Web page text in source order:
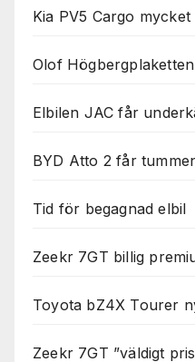
Kia PV5 Cargo
Olof
Elbilen JAC får
BYD Atto 2 får
Tid för begagnad elbil
Zeekr 7GT billig
Toyota bZ4X Tourer
Zeekr 7GT ”väldigt